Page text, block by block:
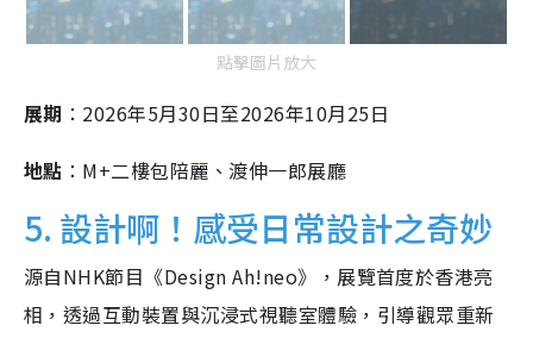
點擊圖片放大
展期 ：2026年5月30日至2026年10月25日
地點 ：M+二樓包陪麗、渡伸一郎展廳
5. 設計啊！感受日常設計之奇妙
源自NHK節目《Design Ah!neo》，展覽首度於香港亮
相，透過互動裝置與沉浸式視聽室體驗，引導觀眾重新